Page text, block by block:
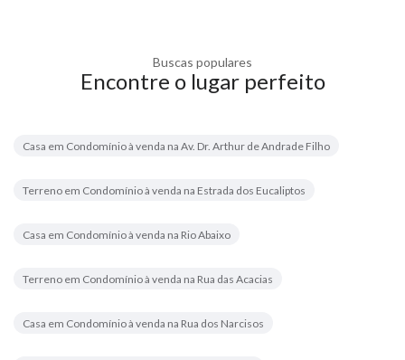
Buscas populares
Encontre o lugar perfeito
Casa em Condomínio à venda na Av. Dr. Arthur de Andrade Filho
Terreno em Condomínio à venda na Estrada dos Eucaliptos
Casa em Condomínio à venda na Rio Abaixo
Terreno em Condomínio à venda na Rua das Acacias
Casa em Condomínio à venda na Rua dos Narcisos